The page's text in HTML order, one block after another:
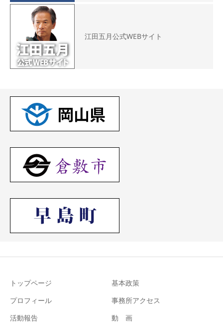
江田五月公式WEBサイト
トップページ
基本政策
プロフィール
事務所アクセス
活動報告
動 画